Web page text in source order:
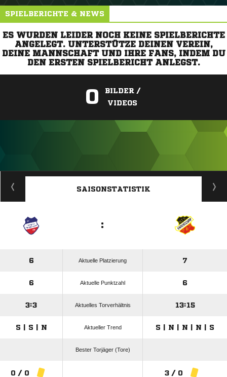
SPIELBERICHTE & NEWS
ES WURDEN LEIDER NOCH KEINE SPIELBERICHTE
ANGELEGT. UNTERSTÜTZE DEINEN VEREIN,
DEINE MANNSCHAFT UND IHRE FANS, INDEM DU
DEN ERSTEN SPIELBERICHT ANLEGST.
0
BILDER /
VIDEOS
ANZEIGE
SAISONSTATISTIK
:
6 Aktuelle Platzierung 7
6 Aktuelle Punktzahl 6
3:3 Aktuelles Torverhältnis 13:15
S | S | N Aktueller Trend S | N | N | N | S
Bester Torjäger (Tore)
0 / 0 3 / 0